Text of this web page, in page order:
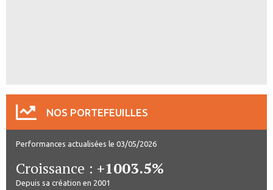
NOS PORTEFEUILLES
Performances actualisées le 03/05/2026
Croissance : +1003.5%
Depuis sa création en 2001